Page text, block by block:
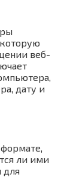
веб-
дату и
ли ими
для